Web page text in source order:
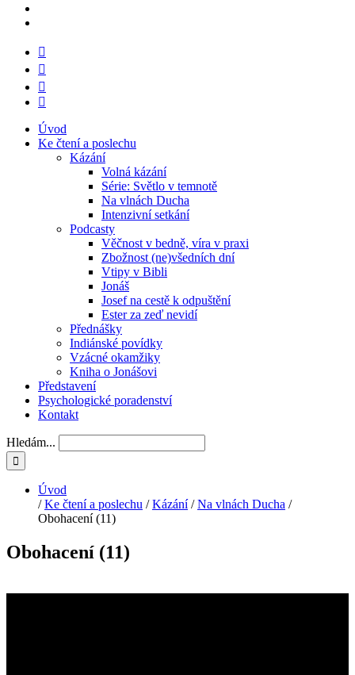
Úvod
Ke čtení a poslechu
Kázání
Volná kázání
Série: Světlo v temnotě
Na vlnách Ducha
Intenzivní setkání
Podcasty
Věčnost v bedně, víra v praxi
Zbožnost (ne)všedních dní
Vtipy v Bibli
Jonáš
Josef na cestě k odpuštění
Ester za zeď nevidí
Přednášky
Indiánské povídky
Vzácné okamžiky
Kniha o Jonášovi
Představení
Psychologické poradenství
Kontakt
Hledám...
Úvod
/Ke čtení a poslechu /Kázání/Na vlnách Ducha /
Obohacení (11)
Obohacení (11)